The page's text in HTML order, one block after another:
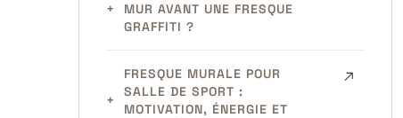
MUR AVANT UNE FRESQUE
GRAFFITI ?
FRESQUE MURALE POUR
SALLE DE SPORT :
MOTIVATION, ÉNERGIE ET